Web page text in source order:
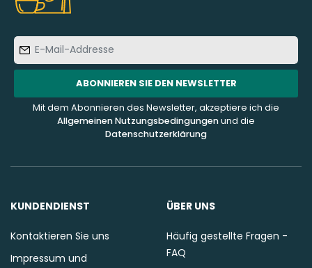
Mail-
Addresse
ABONNIEREN SIE DEN NEWSLETTER
Mit dem Abonnieren des Newsletter, akzeptiere ich die
Allgemeinen Nutzungsbedingungenund die
Datenschutzerklärung
KUNDENDIENST
Kontaktieren Sie uns
Impressum und
ÜBER UNS
Häufig gestellte Fragen -
FAQ